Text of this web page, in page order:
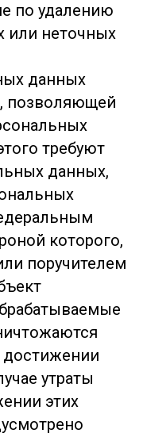
по удалению
или неточных
данных
позволяющей
требуют
данных,
которого,
поручителем
достижении
утраты
этих